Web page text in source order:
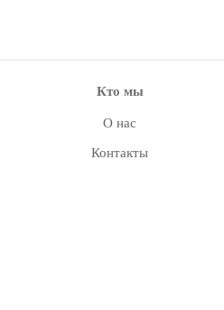
Кто мы
О нас
Контакты